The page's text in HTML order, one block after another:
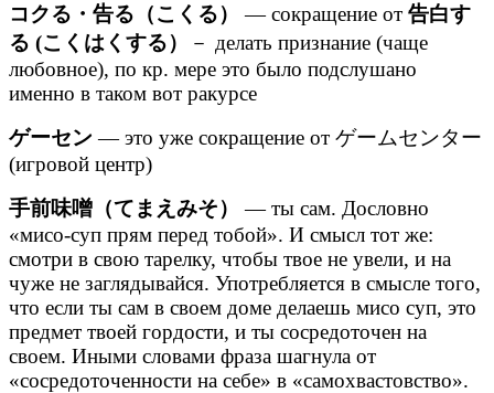
コクる・告る（こくる） — сокращение от 告白す
る (こくはくする）
－ делать признание (чаще
любовное), по кр. мере это было подслушано
именно в таком вот ракурсе
ゲーセン — это уже сокращение от ゲームセンター
(игровой центр)
手前味噌（てまえみそ）
— ты сам. Дословно
«мисо-суп прям перед тобой». И смысл тот же:
смотри в свою тарелку, чтобы твое не увели, и на
чуже не заглядывайся. Употребляется в смысле того,
что если ты сам в своем доме делаешь мисо суп, это
предмет твоей гордости, и ты сосредоточен на
своем. Иными словами фраза шагнула от
«сосредоточенности на себе» в «самохвастовство».